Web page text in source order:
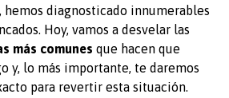
hemos diagnosticado innumerables
Hoy, vamos a desvelar las
más comunes que hacen que
y, lo más importante, te daremos
para revertir esta situación.